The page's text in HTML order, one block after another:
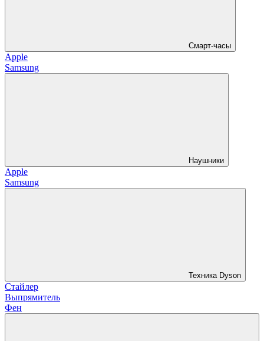
Смарт-часы
Apple
Samsung
Наушники
Apple
Samsung
Техника Dyson
Стайлер
Выпрямитель
Фен